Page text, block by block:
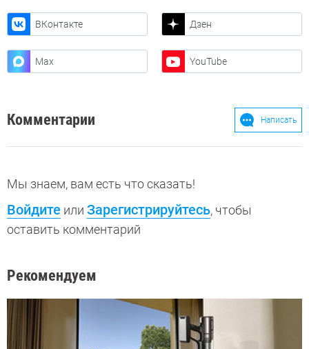
ВКонтакте Дзен
Max YouTube
Комментарии Написать
Мы знаем, вам есть что сказать!
Войдите или Зарегистрируйтесь, чтобы
оставить комментарий
Рекомендуем